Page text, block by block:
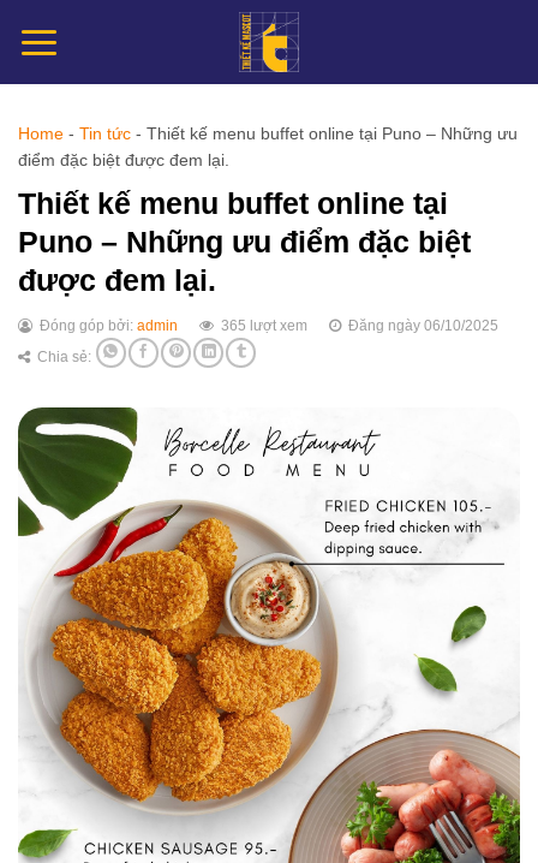
đến
Home - Tin tức - Thiết kế menu buffet online tại Puno – Những ưu
điểm đặc biệt được đem lại.
Thiết kế menu buffet online tại
Puno – Những ưu điểm đặc biệt
được đem lại.
Đóng góp bởi: admin 365 lượt xem
Đăng ngày 06/10/2025
Chia sẻ: